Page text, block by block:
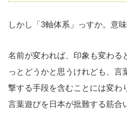
しかし「3軸体系」っすか。意
名前が変われば、印象も変わる
っとどうかと思うけれども、言
撃する手段を含むことには変わ
言葉遊びを日本が批難する筋合